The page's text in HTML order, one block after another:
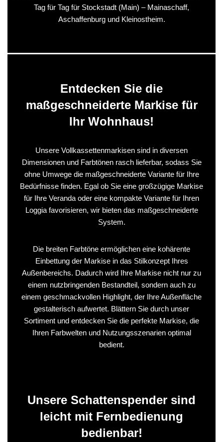
Tag für Tag für Stockstadt (Main) – Mainaschaff,
Aschaffenburg und Kleinostheim.
Entdecken Sie die
maßgeschneiderte Markise für
Ihr Wohnhaus!
Unsere Vollkassettenmarkisen sind in diversen
Dimensionen und Farbtönen rasch lieferbar, sodass Sie
ohne Umwege die maßgeschneiderte Variante für Ihre
Bedürfnisse finden. Egal ob Sie eine großzügige Markise
für Ihre Veranda oder eine kompakte Variante für Ihren
Loggia favorisieren, wir bieten das maßgeschneiderte
System.
Die breiten Farbtöne ermöglichen eine kohärente
Einbettung der Markise in das Stilkonzept Ihres
Außenbereichs. Dadurch wird Ihre Markise nicht nur zu
einem nutzbringenden Bestandteil, sondern auch zu
einem geschmackvollen Highlight, der Ihre Außenfläche
gestalterisch aufwertet. Blättern Sie durch unser
Sortiment und entdecken Sie die perfekte Markise, die
Ihren Farbwelten und Nutzungsszenarien optimal
bedient.
Unsere Schattenspender sind
leicht mit Fernbedienung
bedienbar!